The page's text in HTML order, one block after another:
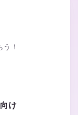
！
け